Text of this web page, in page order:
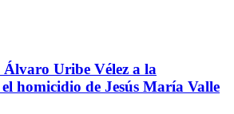
Uribe Vélez a la
homicidio de Jesús María Valle